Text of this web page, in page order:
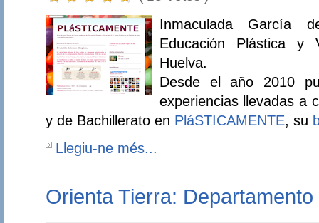
Inmaculada García
Educación Plástica y
Huelva.
Desde el año 2010
experiencias llevadas a
y de Bachillerato en PláSTICAMENTE, su
Llegiu-ne més...
Orienta Tierra: